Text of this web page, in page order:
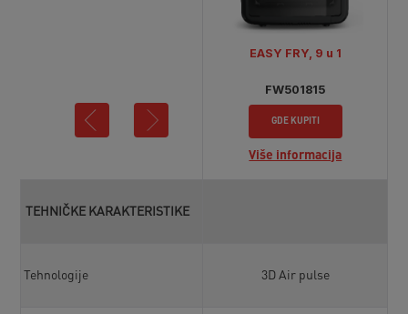
TEHNIČKE KARAKTERISTIKE
Tehnologije
EASY FRY, 9 u 1
FW501815
GDE KUPITI
Više informacija
3D Air pulse